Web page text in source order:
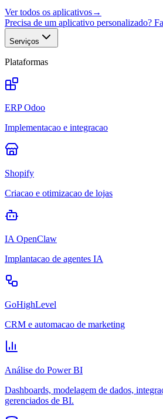
Ver todos os aplicativos→
Precisa de um aplicativo personalizado?
Serviços
Plataformas
ERP Odoo
Implementacao e integracao
Shopify
Criacao e otimizacao de lojas
IA OpenClaw
Implantacao de agentes IA
GoHighLevel
CRM e automacao de marketing
Análise do Power BI
Dashboards, modelagem de dados,
gerenciados de BI.